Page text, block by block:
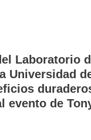
Laboratorio
Universidad
evento de